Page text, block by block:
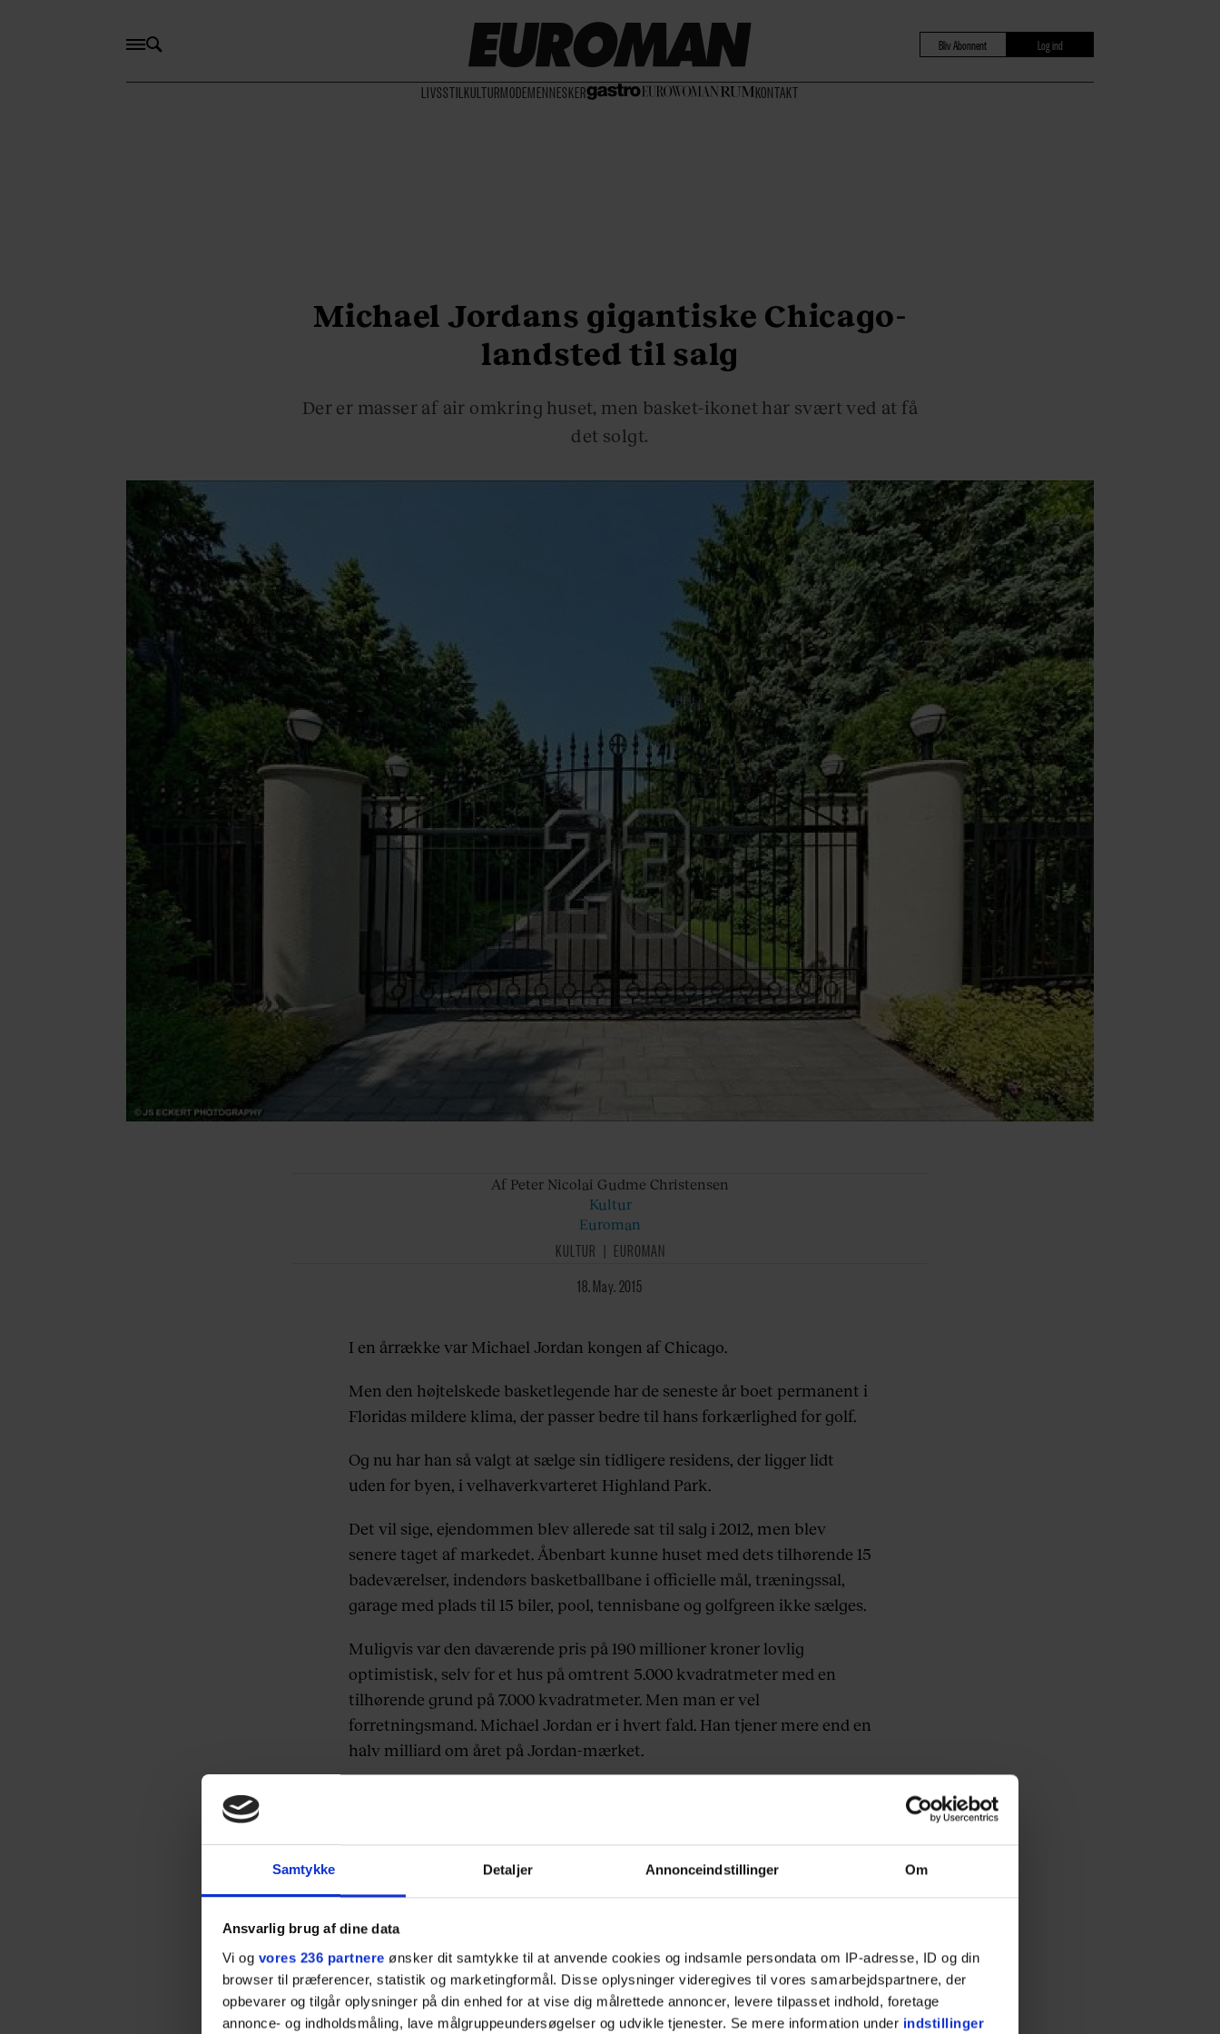
Samtykke Detaljer Annonceindstillinger Om
Ansvarlig brug af dine data
Vi og vores 236 partnere ønsker dit samtykke til at anvende cookies og indsamle persondata om IP-adresse, ID og din
browser til præferencer, statistik og marketingformål. Disse oplysninger videregives til vores samarbejdspartnere, der
opbevarer og tilgår oplysninger på din enhed for at vise dig målrettede annoncer, levere tilpasset indhold, foretage
annonce- og indholdsmåling, lave målgruppeundersøgelser og udvikle tjenester. Se mere information under indstillinger
LIVSSTIL KULTURMODEMENNESKER KONTAKT
Bliv Abonnent Log ind
Michael Jordans gigantiske Chicago-
landsted til salg
Der er masser af air omkring huset, men basket-ikonet har svært ved at få
det solgt.
Af Peter Nicolai Gudme Christensen
Kultur
Euroman
KULTUR
EUROMAN
18. May. 2015
I en årrække var Michael Jordan kongen af Chicago.
Men den højtelskede basketlegende har de seneste år boet permanent i
Floridas mildere klima, der passer bedre til hans forkærlighed for golf.
Og nu har han så valgt at sælge sin tidligere residens, der ligger lidt
uden for byen, i velhaverkvarteret Highland Park.
Det vil sige, ejendommen blev allerede sat til salg i 2012, men blev
senere taget af markedet. Åbenbart kunne huset med dets tilhørende 15
badeværelser, indendørs basketballbane i officielle mål, træningssal,
garage med plads til 15 biler, pool, tennisbane og golfgreen ikke sælges.
Muligvis var den daværende pris på 190 millioner kroner lovlig
optimistisk, selv for et hus på omtrent 5.000 kvadratmeter med en
tilhørende grund på 7.000 kvadratmeter. Men man er vel
forretningsmand. Michael Jordan er i hvert fald. Han tjener mere end en
halv milliard om året på Jordan-mærket.
Chicago Bulls midt i 1990’erne.
kan i dag anskaffes for 90 millioner.
Så måske er det tidspunktet at slå til, hvis du drømmer om efter en dag
på kontoret at